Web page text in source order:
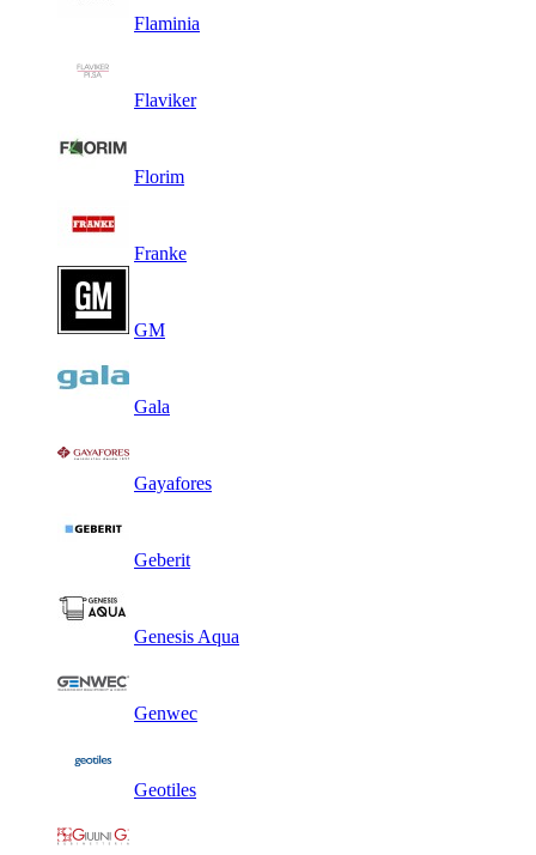
Flaminia
Flaviker
Florim
Franke
GM
Gala
Gayafores
Geberit
Genesis Aqua
Genwec
Geotiles